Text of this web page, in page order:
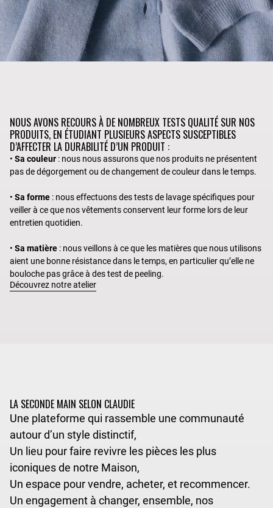
NOUS AVONS RECOURS À DE NOMBREUX TESTS QUALITÉ SUR NOS
PRODUITS, EN ÉTUDIANT PLUSIEURS ASPECTS SUSCEPTIBLES
D’AFFECTER LA DURABILITÉ D’UN PRODUIT :
• Sa couleur : nous nous assurons que nos produits ne présentent
pas de dégorgement ou de changement de couleur dans le temps.
• Sa forme : nous effectuons des tests de lavage spécifiques pour
veiller à ce que nos vêtements conservent leur forme lors de leur
entretien quotidien.
• Sa matière : nous veillons à ce que les matières que nous utilisons
aient une bonne résistance dans le temps, en particulier qu’elle ne
bouloche pas grâce à des test de peeling.
Découvrez notre atelier
LA SECONDE MAIN SELON CLAUDIE
Une plateforme qui rassemble une communauté
autour d’un style distinctif,
Un lieu pour faire revivre les pièces les plus
iconiques de notre Maison,
Un espace pour vendre, acheter, et recommencer.
Un engagement à changer, ensemble, nos